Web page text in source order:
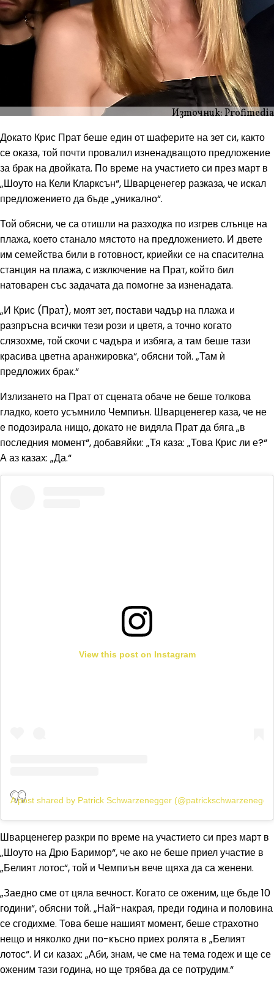
Източник: Profimedia
Докато Крис Прат беше един от шаферите на зет си, както
се оказа, той почти провалил изненадващото предложение
за брак на двойката. По време на участието си през март в
„Шоуто на Кели Кларксън“, Шварценегер разказа, че искал
предложението да бъде „уникално“.
Той обясни, че са отишли ​​на разходка по изгрев слънце на
плажа, което станало мястото на предложението. И двете
им семейства били в готовност, криейки се на спасителна
станция на плажа, с изключение на Прат, който бил
натоварен със задачата да помогне за изненадата.
„И Крис (Прат), моят зет, постави чадър на плажа и
разпръсна всички тези рози и цветя, а точно когато
слязохме, той скочи с чадъра и избяга, а там беше тази
красива цветна аранжировка“, обясни той. „Там ѝ
предложих брак.“
Излизането на Прат от сцената обаче не беше толкова
гладко, което усъмнило Чемпиън. Шварценегер каза, че не
е подозирала нищо, докато не видяла Прат да бяга „в
последния момент“, добавяйки: „Тя каза: „Това Крис ли е?“
А аз казах: „Да.“
View this post on Instagram
A post shared by Patrick Schwarzenegger
Шварценегер разкри по време на участието си през март в
„Шоуто на Дрю Баримор“, че ако не беше приел участие в
„Белият лотос“, той и Чемпиън вече щяха да са женени.
„Заедно сме от цяла вечност. Когато се оженим, ще бъде 10
години“, обясни той. „Най-накрая, преди година и половина
се сгодихме. Това беше нашият момент, беше страхотно
нещо и няколко дни по-късно приех ролята в „Белият
лотос“. И си казах: „Аби, знам, че сме на тема годеж и ще се
оженим тази година, но ще трябва да се потрудим.“